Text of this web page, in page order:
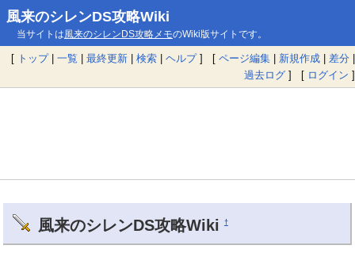
風来のシレンDS攻略Wiki
当サイトは風来のシレンDS攻略メモのWiki版サイトです。
[ トップ| 一覧 | 最終更新 | 検索 | ヘルプ] [ ページ編集 | 新規作成 | 差分 |
過去ログ ] [ ログイン ]
風来のシレンDS攻略Wiki †